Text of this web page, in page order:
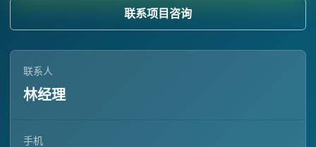
联系项目咨询
联系人
林经理
手机